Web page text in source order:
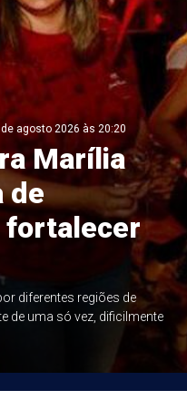
agosto 2026 às 20:20
Marília
de
fortalecer
diferentes regiões de
de uma só vez, dificilmente